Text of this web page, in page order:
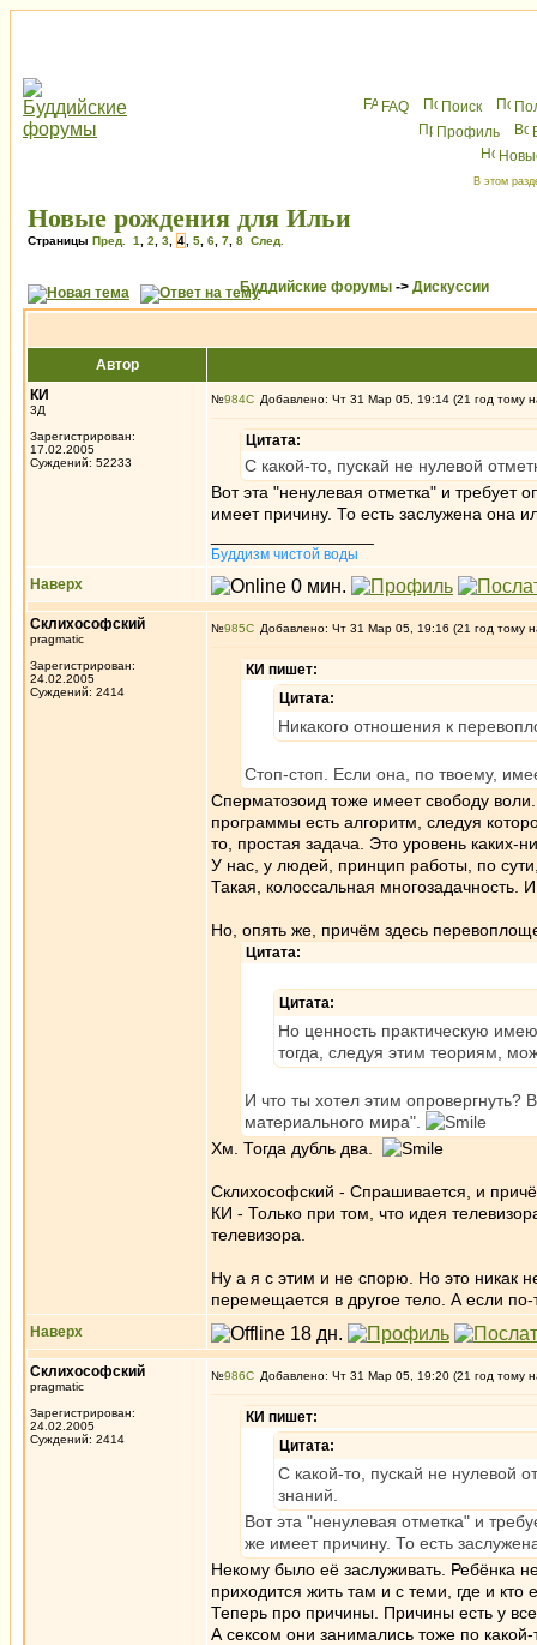
FAQ Поиск
Профиль
В этом
Новые рождения для Ильи
Страницы Пред. 1 2 3 4 5 6 7 8 След.
Буддийские форумы -> Дискуссии
Автор
КИ
3Д
Зарегистрирован:
17.02.2005
Суждений: 52233
№984 Добавлено: Чт 31 Мар 05, 19:14 (21 год тому
Цитата:
С какой-то, пускай не нулевой
Вот эта "ненулевая отметка" и требует
имеет причину. То есть заслужена она
Буддизм чистой воды
Наверх
Склихософский
pragmatic
Зарегистрирован:
24.02.2005
Суждений: 2414
№985 Добавлено: Чт 31 Мар 05, 19:16 (21 год тому
КИ пишет:
Цитата:
Никакого отношения к
Стоп-стоп. Если она, по твоему,
Сперматозоид тоже имеет свободу
программы есть алгоритм, следуя
то, простая задача. Это уровень каких-
У нас, у людей, принцип работы, по
Такая, колоссальная
Но, опять же, причём здесь
Цитата:
Цитата:
Но ценность практическую
тогда, следуя этим теориям,
И что ты хотел этим опровергнуть?
материального мира".
Хм. Тогда дубль два.
Склихософский - Спрашивается, и
КИ - Только при том, что идея
телевизора.
Ну а я с этим и не спорю. Но это никак
перемещается в другое тело. А если по-
Наверх
Склихософский
pragmatic
Зарегистрирован:
24.02.2005
Суждений: 2414
№986 Добавлено: Чт 31 Мар 05, 19:20 (21 год тому
КИ пишет:
Цитата:
С какой-то, пускай не нулевой
знаний.
Вот эта "ненулевая отметка" и
же имеет причину. То есть
Некому было её заслуживать. Ребёнка
приходится жить там и с теми, где и кто
Теперь про причины. Причины есть у
А сексом они занимались тоже по